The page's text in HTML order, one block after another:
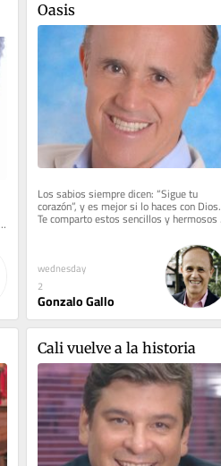
Oasis
Los sabios siempre dicen: “Sigue tu
corazón”, y es mejor si lo haces con Dios.
Te comparto estos sencillos y hermosos
versos del escritor...
wednesday
2
Gonzalo Gallo
Cali vuelve a la historia